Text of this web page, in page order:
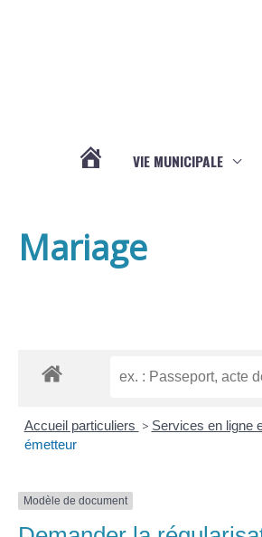
VIE MUNICIPALE
Mariage
Accueil particuliers > Services en ligne
émetteur
Modèle de document